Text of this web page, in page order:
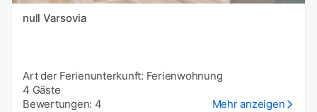
null Varsovia
Art der Ferienunterkunft: Ferienwohnung
4 Gäste
Bewertungen: 4
Mehr anzeigen